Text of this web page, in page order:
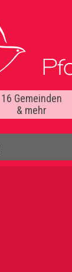
16 Gemeinden
& mehr